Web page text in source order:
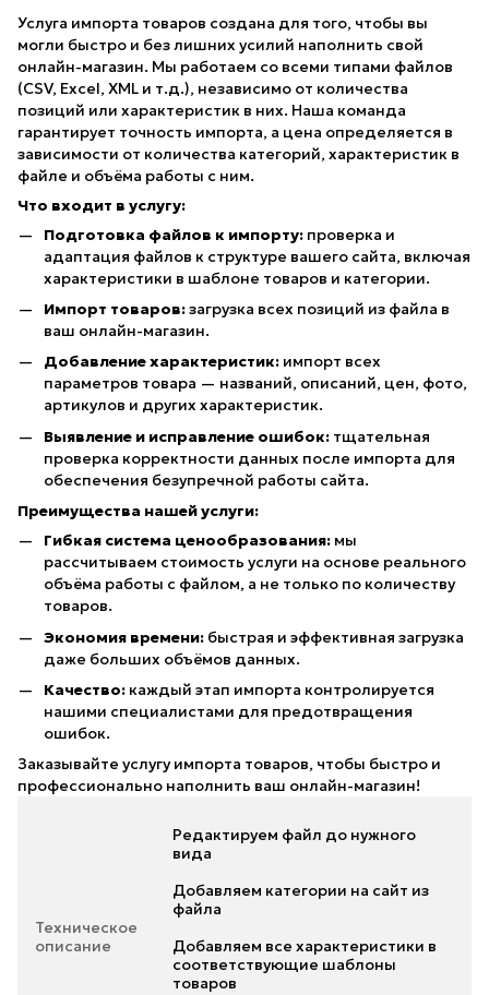
Услуга импорта товаров создана для того, чтобы вы
могли быстро и без лишних усилий наполнить свой
онлайн-магазин. Мы работаем со всеми типами файлов
(CSV, Excel, XML и т.д.), независимо от количества
позиций или характеристик в них. Наша команда
гарантирует точность импорта, а цена определяется в
зависимости от количества категорий, характеристик в
файле и объёма работы с ним.
Что входит в услугу:
Подготовка файлов к импорту: проверка и
адаптация файлов к структуре вашего сайта, включая
характеристики в шаблоне товаров и категории.
Импорт товаров:загрузка всех позиций из файла в
ваш онлайн-магазин.
Добавление характеристик: импорт всех
параметров товара — названий, описаний, цен, фото,
артикулов и других характеристик.
Выявление и исправление ошибок: тщательная
проверка корректности данных после импорта для
обеспечения безупречной работы сайта.
Преимущества нашей услуги:
Гибкая система ценообразования: мы
рассчитываем стоимость услуги на основе реального
объёма работы с файлом, а не только по количеству
товаров.
Экономия времени: быстрая и эффективная загрузка
даже больших объёмов данных.
Качество: каждый этап импорта контролируется
нашими специалистами для предотвращения
ошибок.
Заказывайте услугу импорта товаров, чтобы быстро и
профессионально наполнить ваш онлайн-магазин!
Техническое
описание
Редактируем файл до нужного
вида
Добавляем категории на сайт из
файла
Добавляем все характеристики в
соответствующие шаблоны
товаров